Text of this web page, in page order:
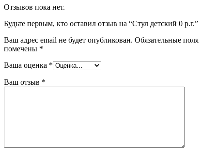
Отзывов пока нет.
Будьте первым, кто оставил отзыв на “Стул детский 0 р.г.”
Ваш адрес email не будет опубликован. Обязательные поля
помечены *
Ваша оценка *
Ваш отзыв *